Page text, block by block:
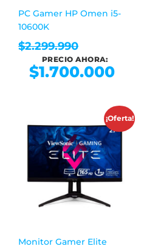
PC Gamer HP Omen i5-
10600K
$2.299.990
PRECIO AHORA:
$1.700.000
¡Oferta!
Monitor Gamer Elite